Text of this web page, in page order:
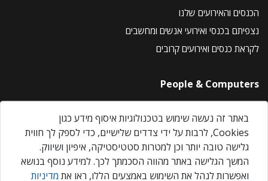
הכנסים והאירועים שלנו
נצפיתם בכנסי ואירועי אנשים ומחשבים
לקראת כנסים ואירועים קרובים
People & Computers
About Us
Privacy Policy
Contact Us
Our Events
באתר זה נעשה שימוש בטכנולוגיות איסוף מידע כגון
Cookies, לרבות על ידי צדדים שלישיים, כדי לספק לך חווית
גלישה טובה יותר וכן למטרות סטטיסטיקה, איפיון ושיווק.
המשך הגלישה באתר מהווה הסכמתך לכך. למידע נוסף בנושא
ואפשרות לנהל את השימוש באמצעים הללו, ראו את מדיניות